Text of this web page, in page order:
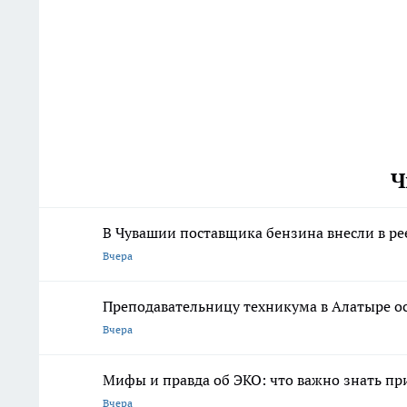
В Чувашии поставщика бензина внесли в
Вчера
Преподавательницу техникума в Алатыре
Вчера
Мифы и правда об ЭКО: что важно знать
Вчера